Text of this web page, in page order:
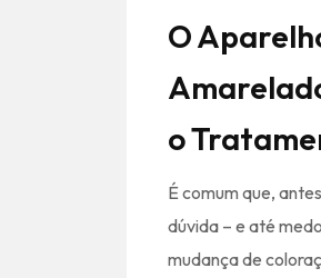
O
o
É comum que,
dúvida – e até
mudança de